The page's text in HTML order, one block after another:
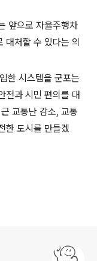
앞으로 자율주행차
대처할 수 있다는 의
한 시스템을 군포는
전과 시민 편의를 대
교통난 감소, 교통
한 도시를 만들겠